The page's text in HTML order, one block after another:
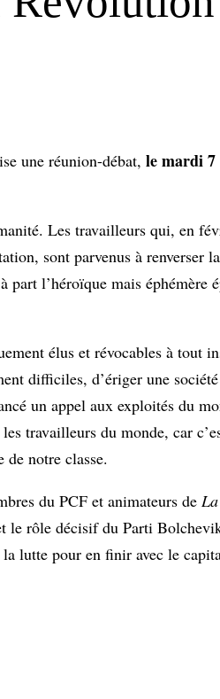
une réunion-débat, le mardi 7
Les travailleurs qui, en
sont parvenus à renverser
l’héroïque mais éphémère
élus et révocables à tout
difficiles, d’ériger une
un appel aux exploités du
travailleurs du monde, car
notre classe.
du PCF et animateurs de
le rôle décisif du Parti
lutte pour en finir avec le